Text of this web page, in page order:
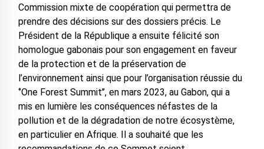
Commission mixte de coopération qui permettra de
prendre des décisions sur des dossiers précis. Le
Président de la République a ensuite félicité son
homologue gabonais pour son engagement en faveur
de la protection et de la préservation de
l’environnement ainsi que pour l’organisation réussie du
‘’One Forest Summit’’, en mars 2023, au Gabon, qui a
mis en lumière les conséquences néfastes de la
pollution et de la dégradation de notre écosystème,
en particulier en Afrique. Il a souhaité que les